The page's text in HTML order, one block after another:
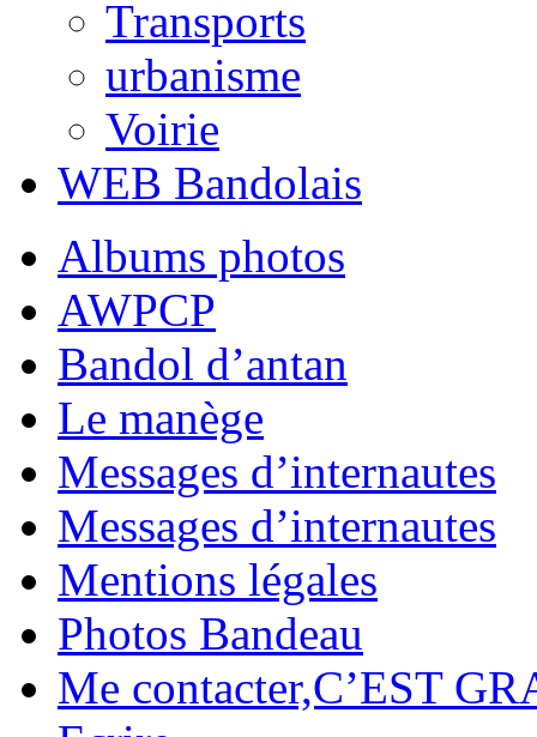
Transports
urbanisme
Voirie
WEB Bandolais
Albums photos
AWPCP
Bandol d’antan
Le manège
Messages d’internautes
Messages d’internautes
Mentions légales
Photos Bandeau
Me contacter,C’EST